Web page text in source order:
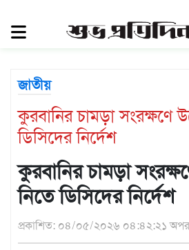
সিলেট
মৌলভীবাজার
হবিগঞ্জ
জাতীয়
রাজনীতি
দেশজুড়ে
আন্তর্জাতিক
জাতীয়
কুরবানির চামড়া সংরক্ষণে
ডিসিদের নির্দেশ
কুরবানির চামড়া
নিতে ডিসিদের নির্দেশ
প্রকাশিত: ০৪/০৫/২০২৬ ০৪:৪২:২১